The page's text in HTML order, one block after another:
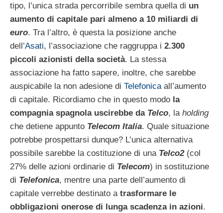
tipo, l’unica strada percorribile sembra quella di un
aumento di capitale pari almeno a 10 miliardi di
euro. Tra l’altro, è questa la posizione anche
dell’Asati, l’associazione che raggruppa i 2.300
piccoli azionisti della società. La stessa
associazione ha fatto sapere, inoltre, che sarebbe
auspicabile la non adesione di Telefonicaall’aumento
di capitale. Ricordiamo che in questo modo la
compagnia spagnola uscirebbe da Telco, la holding
che detiene appunto Telecom Italia. Quale situazione
potrebbe prospettarsi dunque? L’unica alternativa
possibile sarebbe la costituzione di una Telco2(col
27% delle azioni ordinarie di Telecom) in sostituzione
di Telefonica, mentre una parte dell’aumento di
capitale verrebbe destinato a trasformare le
obbligazioni onerose di lunga scadenza in azioni.